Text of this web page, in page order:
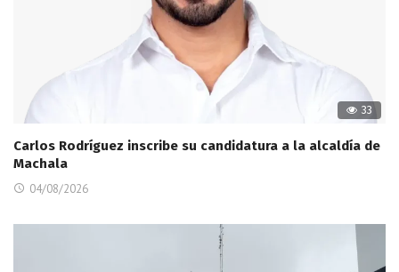
33
Carlos Rodríguez inscribe su candidatura a la alcaldía de
Machala
04/08/2026